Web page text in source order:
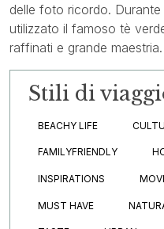
delle foto ricordo.
utilizzato il famoso tè
raffinati e grande maestria.
Stili di
BEACHY LIFE
FAMILYFRIENDLY
INSPIRATIONS
MUST HAVE